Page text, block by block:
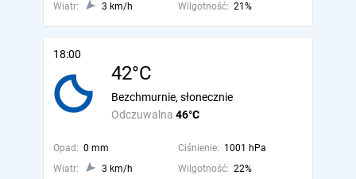
Wiatr:
3 km/h Wilgotność: 21%
18:00
42°C
Odczuwalna 46°C
Bezchmurnie, słonecznie
Opad: 0 mm Ciśnienie: 1001 hPa
Wiatr:
3 km/h Wilgotność: 22%